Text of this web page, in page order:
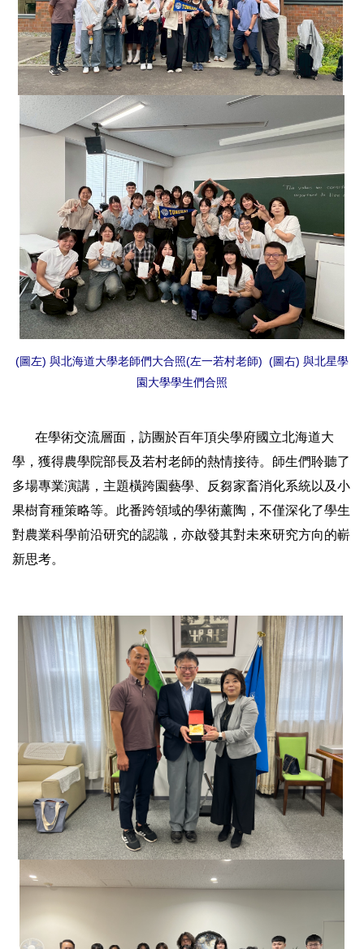
(圖左) 與北海道大學老師們大合照(左一若村老師) (圖右) 與北星學
園大學學生們合照
在學術交流層面，訪團於百年頂尖學府國立北海道大
學，獲得農學院部長及若村老師的熱情接待。師生們聆聽了
多場專業演講，主題橫跨園藝學、反芻家畜消化系統以及小
果樹育種策略等。此番跨領域的學術薰陶，不僅深化了學生
對農業科學前沿研究的認識，亦啟發其對未來研究方向的嶄
新思考。